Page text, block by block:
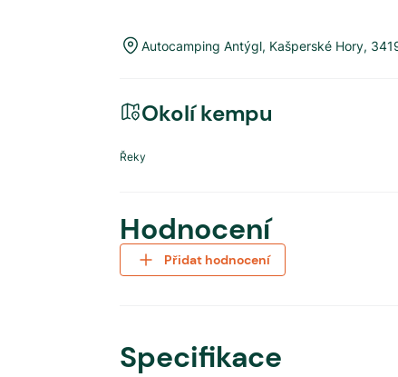
Autocamping Antýgl, Kašperské Hory,
Okolí kempu
Řeky
Hodnocení
Přidat hodnocení
Specifikace